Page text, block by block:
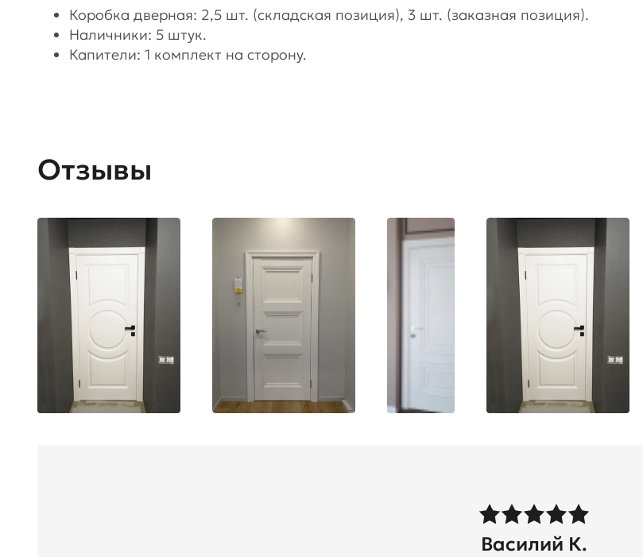
Коробка дверная: 2,5 шт. (складская позиция), 3 шт. (заказная позиция).
Наличники: 5 штук.
Капители: 1 комплект на сторону.
Отзывы
Василий К.